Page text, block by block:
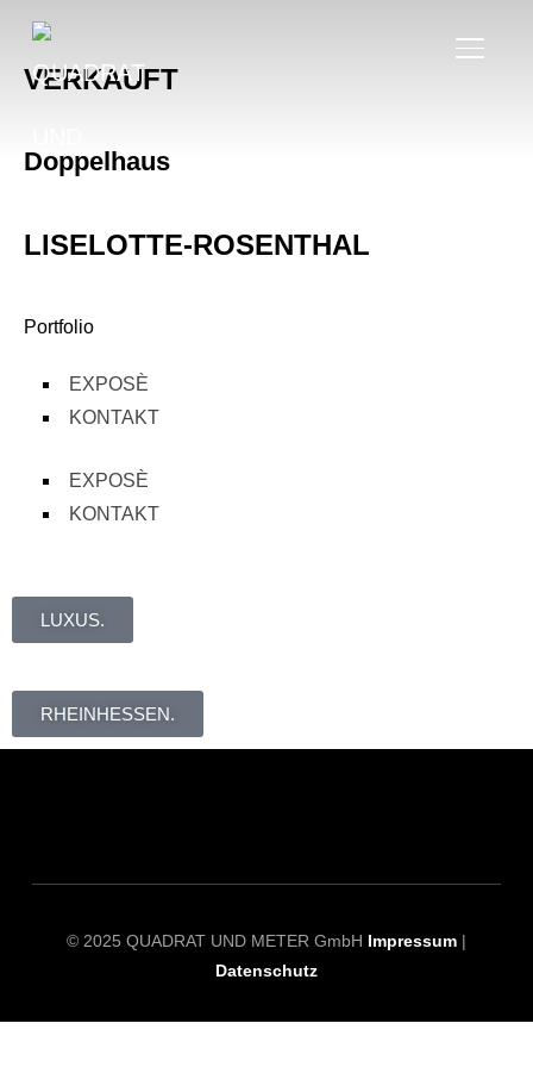
VERKAUFT
Doppelhaus
LISELOTTE-ROSENTHAL
Portfolio
EXPOSÈ
KONTAKT
EXPOSÈ
KONTAKT
LUXUS.
RHEINHESSEN.
© 2025 QUADRAT UND METER GmbH Impressum |
Datenschutz